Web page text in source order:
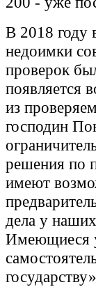
В 2018 году
недоимки
проверок
появляется
из
господин
решения по
имеют
дела у
Имеющиеся